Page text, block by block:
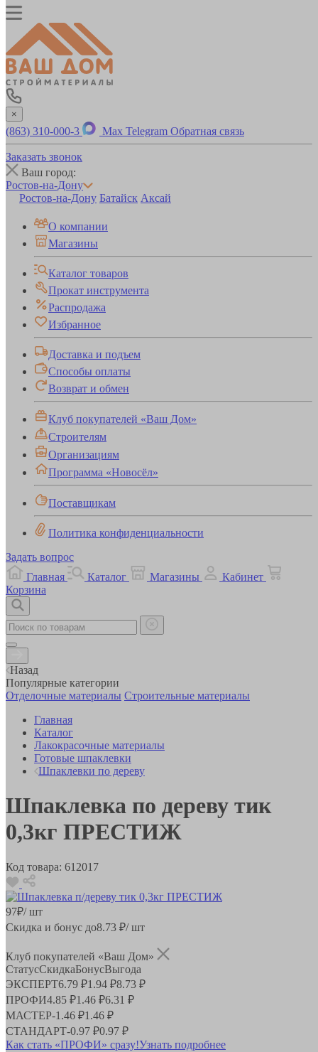
×
(863) 310-000-3 Max Telegram Обратная связь
Заказать звонок
Ваш город:
Ростов-на-Дону
Ростов-на-Дону Батайск Аксай
О компании
Магазины
Каталог товаров
Прокат инструмента
Распродажа
Избранное
Доставка и подъем
Способы оплаты
Возврат и обмен
Клуб покупателей «Ваш Дом»
Строителям
Организациям
Программа «Новосёл»
Поставщикам
Политика конфиденциальности
Задать вопрос
Главная
Каталог Магазины
Кабинет
Корзина
Назад
Популярные категории
Отделочные материалы Строительные материалы
Главная
Каталог
Лакокрасочные материалы
Готовые шпаклевки
Шпаклевки по дереву
Шпаклевка по дереву тик
0,3кг ПРЕСТИЖ
Код товара: 612017
97₽/ шт
Скидка и бонус до8.73 ₽/ шт
Клуб покупателей «Ваш Дом»
СтатусСкидкаБонусВыгода
ЭКСПЕРТ6.79 ₽1.94 ₽8.73 ₽
ПРОФИ4.85 ₽1.46 ₽6.31 ₽
МАСТЕР-1.46 ₽1.46 ₽
СТАНДАРТ-0.97 ₽0.97 ₽
Как стать «ПРОФИ» сразу!Узнать подробнее